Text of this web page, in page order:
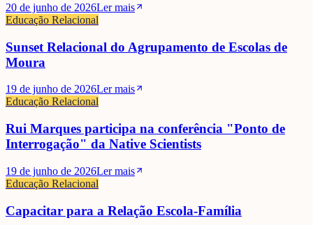
20 de junho de 2026Ler mais
Educação Relacional
Sunset Relacional do Agrupamento de Escolas de
Moura
19 de junho de 2026Ler mais
Educação Relacional
Rui Marques participa na conferência "Ponto de
Interrogação" da Native Scientists
19 de junho de 2026Ler mais
Educação Relacional
Capacitar para a Relação Escola-Família